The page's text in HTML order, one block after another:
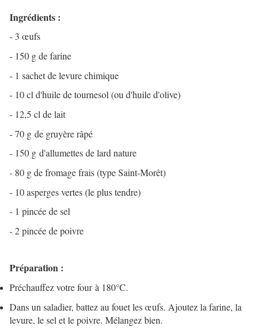
Ingrédients :
- 3 œufs
- 150 g de farine
- 1 sachet de levure chimique
- 10 cl d'huile de tournesol (ou d'huile d'olive)
- 12,5 cl de lait
- 70 g de gruyère râpé
- 150 g d'allumettes de lard nature
- 80 g de fromage frais (type Saint-Morêt)
- 10 asperges vertes (le plus tendre)
- 1 pincée de sel
- 2 pincée de poivre
Préparation :
Préchauffez votre four à 180°C.
Dans un saladier, battez au fouet les œufs. Ajoutez la farine, la
levure, le sel et le poivre. Mélangez bien.